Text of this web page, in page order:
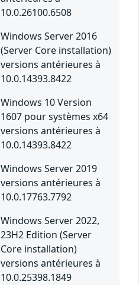
10.0.26100.6508
Windows Server 2016
(Server Core installation)
versions antérieures à
10.0.14393.8422
Windows 10 Version
1607 pour systèmes x64
versions antérieures à
10.0.14393.8422
Windows Server 2019
versions antérieures à
10.0.17763.7792
Windows Server 2022,
23H2 Edition (Server
Core installation)
versions antérieures à
10.0.25398.1849